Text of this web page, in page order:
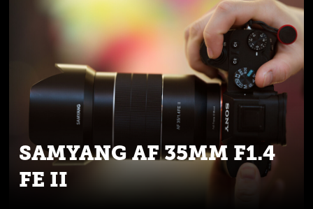
SAMYANG AF 35MM F1.4
FE II